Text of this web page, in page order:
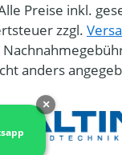
×
Preise inkl.
zzgl.
anders